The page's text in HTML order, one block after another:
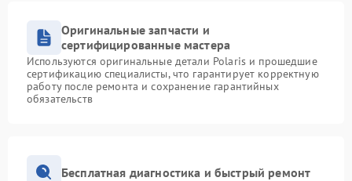
Оригинальные запчасти и
сертифицированные мастера
Используются оригинальные детали Polaris и прошедшие
сертификацию специалисты, что гарантирует корректную
работу после ремонта и сохранение гарантийных
обязательств
Бесплатная диагностика и быстрый ремонт